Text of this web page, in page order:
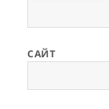
САЙТ